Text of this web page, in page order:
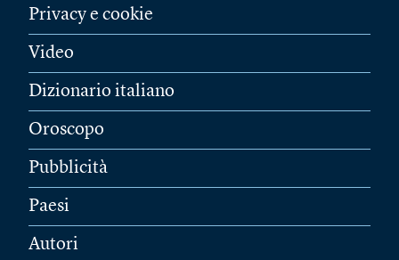
Privacy e cookie
Video
Dizionario italiano
Oroscopo
Pubblicità
Paesi
Autori